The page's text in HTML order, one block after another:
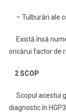
– Tulburări ale
Există însă
oricărui factor de
2 SCOP
Scopul acestui
diagnostic în